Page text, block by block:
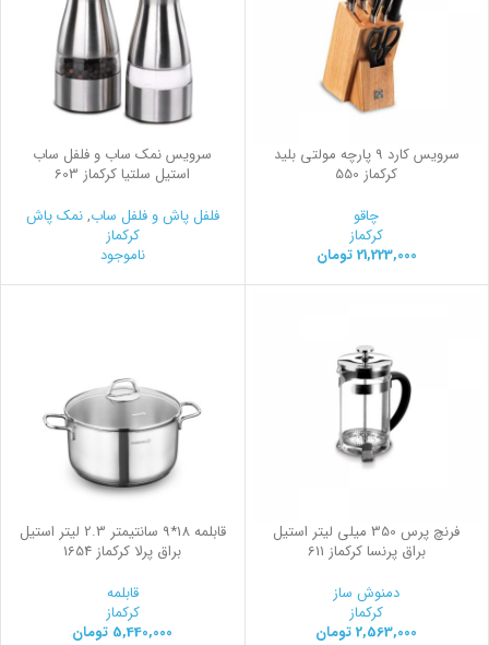
سرویس کارد 9 پارچه مولتی بلید
کرکماز 550
چاقو
کرکماز
21,223,000 تومان
سرویس نمک ساب و فلفل ساب
استیل سلتیا کرکماز 603
فلفل پاش و فلفل ساب,نمک پاش
کرکماز
ناموجود
فرنچ پرس 350 میلی لیتر استیل
براق پرنسا کرکماز 611
دمنوش ساز
کرکماز
2,563,000 تومان
قابلمه 18*9 سانتیمتر 2.3 لیتر استیل
براق پرلا کرکماز 1654
قابلمه
کرکماز
5,440,000 تومان